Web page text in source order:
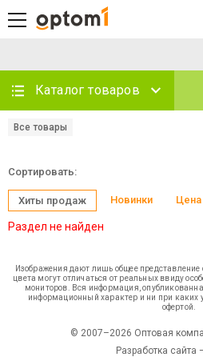
Каталог товаров
Все товары
Сортировать:
Хиты продаж Новинки Цена
Раздел не найден
Изображения дают лишь общее
цвета могут отличаться от реальных ввиду
мониторов. Вся информация,
информационный характер и ни при каких
офертой.
© 2007–2026 Оптовая
Разработка сайта